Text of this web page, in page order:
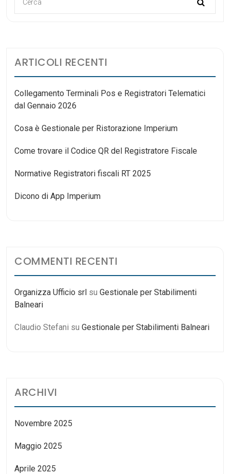
ARTICOLI RECENTI
Collegamento Terminali Pos e Registratori Telematici
dal Gennaio 2026
Cosa è Gestionale per Ristorazione Imperium
Come trovare il Codice QR del Registratore Fiscale
Normative Registratori fiscali RT 2025
Dicono di App Imperium
COMMENTI RECENTI
Organizza Ufficio srl su Gestionale per Stabilimenti
Balneari
Claudio Stefani su Gestionale per Stabilimenti Balneari
ARCHIVI
Novembre 2025
Maggio 2025
Aprile 2025